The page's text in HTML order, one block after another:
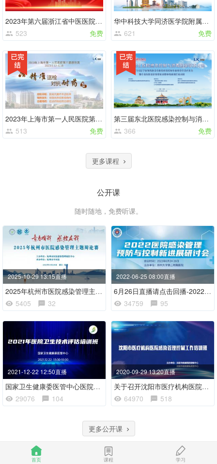
2023年第六届浙江省中医医院感染管理持续质量改进项目交流暨竞赛活动
523
免费
华中科技大学同济医学院附属同济医院感染防控新进展第三期培训班
621
免费
2023年上海市第一人民医院第六届感控周
513
免费
第三届东北医院感染控制与消毒国际学术大会暨辽宁省预防医学会第23次医院感染控制专业委员会学术年会暨第六期全省医院感染管理培训基地高级岗位培训班
366
免费
更多课程
公开课
随时随地，免费听课。
2025-10-29 13:15直播
2025年杭州市医院感染管理主题辩论赛
5405
32
2022-06-25 08:00直播
6月26日直播请点击回播-2022感染管理常态化防控研讨会会议
34759
95
2021-12-22 12:50直播
国家卫生健康委医管中心医院卫生技术评估培训班
29076
104
2020-09-29 13:20直播
关于召开沈阳市医疗机构医院感染 管理控制工作培训班
64970
518
更多公开课
首页 课程 学习